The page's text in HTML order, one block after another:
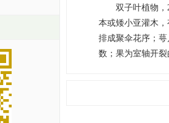
双子叶植物
本或矮小亚灌木
排成聚伞花序；
数；果为室轴开